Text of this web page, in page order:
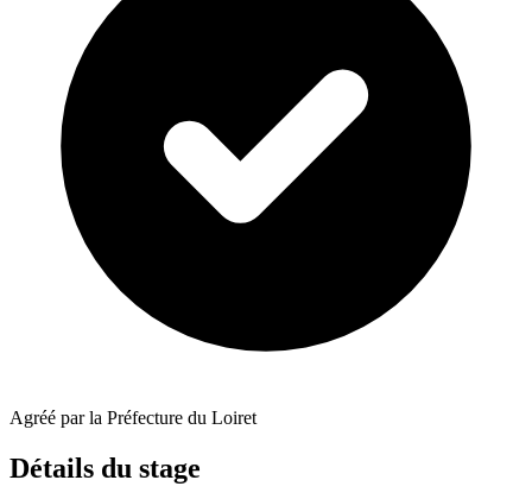
Agréé par la Préfecture du Loiret
Détails du stage